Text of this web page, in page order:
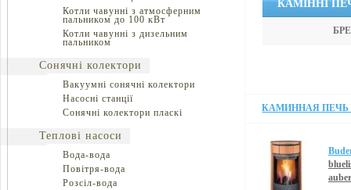
Котли чавунні з атмосферним
пальником до 100 кВт
Котли чавунні з дизельним
пальником
Сонячні колектори
Вакуумні сонячні колектори
Насосні станції
Сонячні колектори пласкі
Теплові насоси
Вода-вода
Повітря-вода
Розсіл-вода
КАМІННІ
КАМИННАЯ ПЕЧЬ